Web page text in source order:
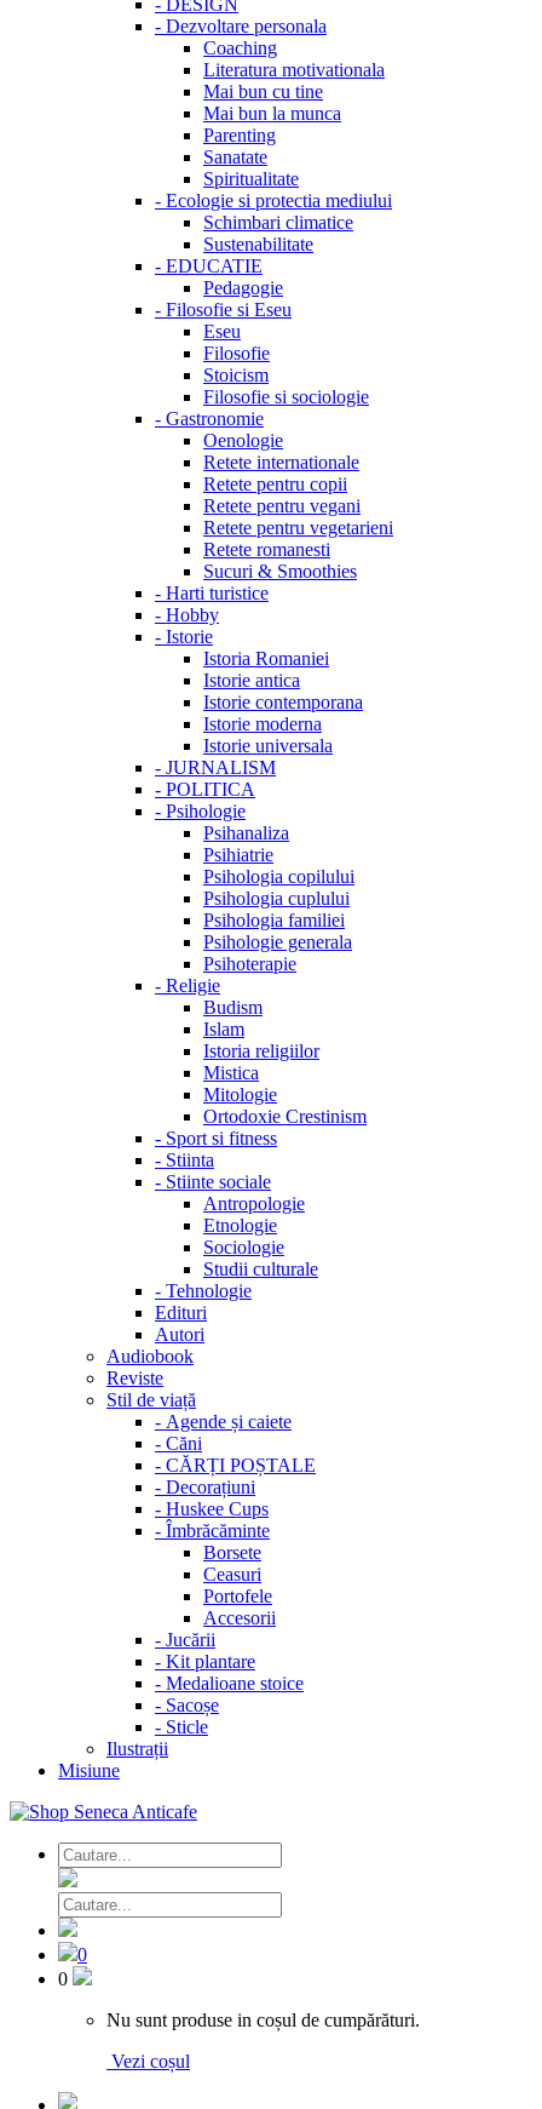
- DESIGN
- Dezvoltare personala
Coaching
Literatura motivationala
Mai bun cu tine
Mai bun la munca
Parenting
Sanatate
Spiritualitate
- Ecologie si protectia mediului
Schimbari climatice
Sustenabilitate
- EDUCATIE
Pedagogie
- Filosofie si Eseu
Eseu
Filosofie
Stoicism
Filosofie si sociologie
- Gastronomie
Oenologie
Retete internationale
Retete pentru copii
Retete pentru vegani
Retete pentru vegetarieni
Retete romanesti
Sucuri & Smoothies
- Harti turistice
- Hobby
- Istorie
Istoria Romaniei
Istorie antica
Istorie contemporana
Istorie moderna
Istorie universala
- JURNALISM
- POLITICA
- Psihologie
Psihanaliza
Psihiatrie
Psihologia copilului
Psihologia cuplului
Psihologia familiei
Psihologie generala
Psihoterapie
- Religie
Budism
Islam
Istoria religiilor
Mistica
Mitologie
Ortodoxie Crestinism
- Sport si fitness
- Stiinta
- Stiinte sociale
Antropologie
Etnologie
Sociologie
Studii culturale
- Tehnologie
Edituri
Autori
Audiobook
Reviste
Stil de viață
- Agende și caiete
- Căni
- CĂRȚI POȘTALE
- Decorațiuni
- Huskee Cups
- Îmbrăcăminte
Borsete
Ceasuri
Portofele
Accesorii
- Jucării
- Kit plantare
- Medalioane stoice
- Sacoșe
- Sticle
Ilustrații
Misiune
0
0
Nu sunt produse in coșul de cumpărături.
Vezi coșul